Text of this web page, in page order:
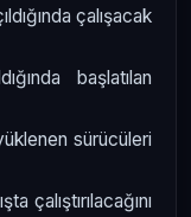
çalışacak
başlatılan
sürücüleri
çalıştırılacağını